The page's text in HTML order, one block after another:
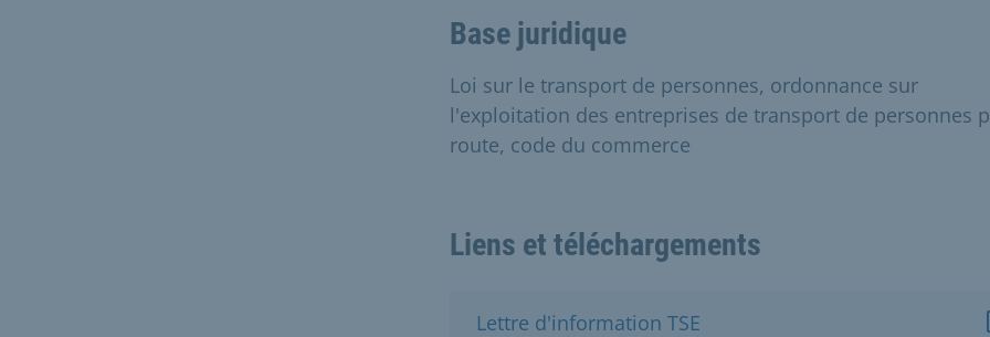
Base juridique
Loi sur le transport de personnes, ordonnance sur
l'exploitation des entreprises de transport de personnes
route, code du commerce
Liens et téléchargements
Lettre d'information TSE